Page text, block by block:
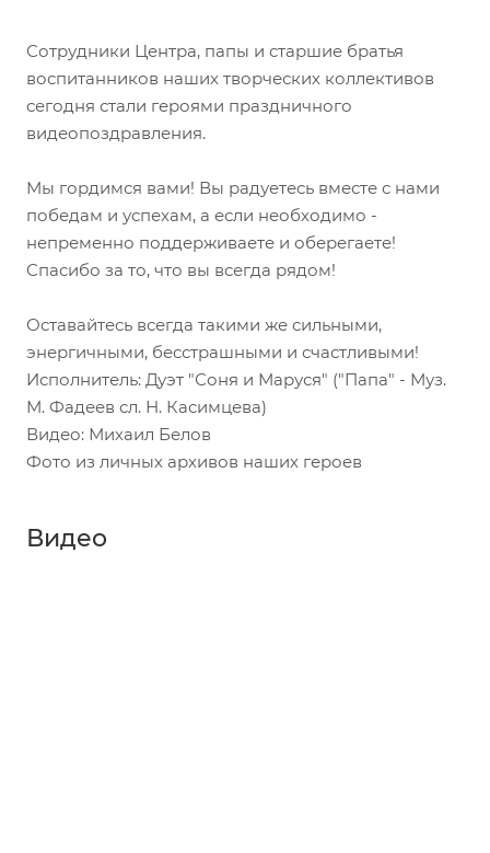
Сотрудники Центра, папы и старшие братья
воспитанников наших творческих коллективов
сегодня стали героями праздничного
видеопоздравления.
Мы гордимся вами! Вы радуетесь вместе с нами
победам и успехам, а если необходимо -
непременно поддерживаете и оберегаете!
Спасибо за то, что вы всегда рядом!
Оставайтесь всегда такими же сильными,
энергичными, бесстрашными и счастливыми!
Исполнитель: Дуэт "Соня и Маруся" ("Папа" - Муз.
М. Фадеев сл. Н. Касимцева)
Видео: Михаил Белов
Фото из личных архивов наших героев
Видео